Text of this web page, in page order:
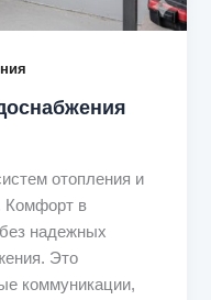
отопления и
Комфорт в
надежных
Это
коммуникации,